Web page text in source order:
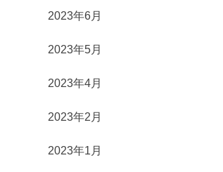
2023年6月
2023年5月
2023年4月
2023年2月
2023年1月